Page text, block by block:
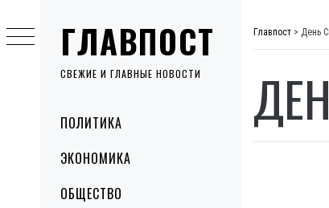
ГЛАВПОСТ
СВЕЖИЕ И ГЛАВНЫЕ НОВОСТИ
MenuПОЛИТИКА
ЭКОНОМИКА
ОБЩЕСТВО
to
content
Главпост > День